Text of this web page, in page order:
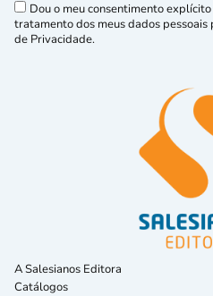
Dou o meu consentimento
tratamento dos meus dados pessoais
de Privacidade.
A Salesianos Editora
Catálogos